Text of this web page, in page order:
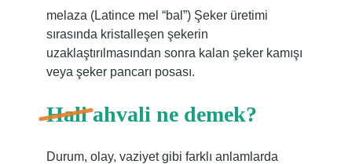
melaza (Latince mel “bal”) Şeker üretimi
sırasında kristalleşen şekerin
uzaklaştırılmasından sonra kalan şeker kamışı
veya şeker pancarı posası.
Hali ahvali ne demek?
Durum, olay, vaziyet gibi farklı anlamlarda